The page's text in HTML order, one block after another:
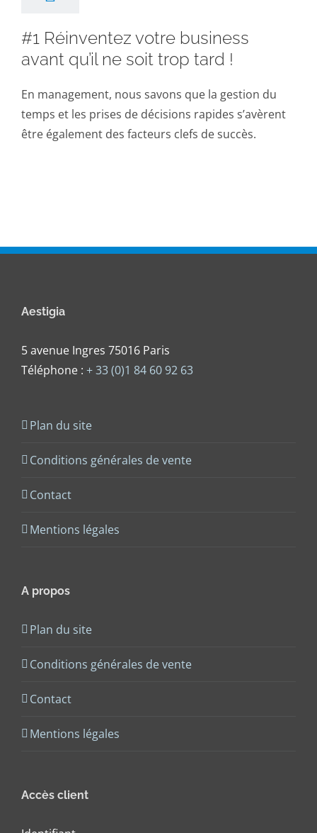
#1 Réinventez votre business
avant qu’il ne soit trop tard !
En management, nous savons que la gestion du
temps et les prises de décisions rapides s’avèrent
être également des facteurs clefs de succès.
Aestigia
5 avenue Ingres 75016 Paris
Téléphone : + 33 (0)1 84 60 92 63
Plan du site
Conditions générales de vente
Contact
Mentions légales
A propos
Plan du site
Conditions générales de vente
Contact
Mentions légales
Accès client